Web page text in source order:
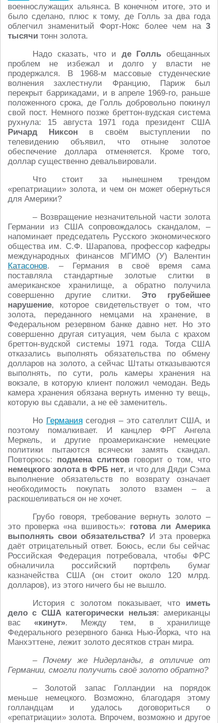
военнослужащих альянса. В конечном итоге, это и
было сделано, плюс к тому, де Голль за два года
облегчил знаменитый Форт-Нокс более чем на 3
тысячи тонн золота.
Надо сказать, что и де Голль обещанных
проблем не избежал и долго у власти не
продержался. В 1968-м массовые студенческие
волнения захлестнули Францию, Париж был
перекрыт баррикадами, и в апреле 1969-го, раньше
положенного срока, де Голль добровольно покинул
свой пост. Немного позже бреттон-вудская система
рухнула: 15 августа 1971 года президент США
Ричард Никсон в своём выступлении по
телевидению объявил, что отныне золотое
обеспечение доллара отменяется. Кроме того,
доллар существенно девальвировали.
Что стоит за нынешнем трендом
«репатриации» золота, и чем он может обернуться
для Америки?
– Возвращение незначительной части золота
Германии из США сопровождалось скандалом, –
напоминает председатель Русского экономического
общества им. С.Ф. Шарапова, профессор кафедры
международных финансов МГИМО (У) Валентин
Катасонов. – Германия в своё время сама
поставляла стандартные золотые слитки в
американское хранилище, а обратно получила
совершенно другие слитки.Это грубейшее
нарушение, которое свидетельствует о том, что
золота, переданного немцами на хранение, в
Федеральном резервном банке давно нет. Но это
совершенно другая ситуация, чем была с крахом
бреттон-вудской системы 1971 года. Тогда США
отказались выполнять обязательства по обмену
долларов на золото, а сейчас Штаты отказываются
выполнять, по сути, роль камеры хранения на
вокзале, в которую клиент положил чемодан. Ведь
камера хранения обязана вернуть именно ту вещь,
которую вы сдавали, а не её заменитель.
Но Германия сегодня – это сателлит США, и
поэтому помалкивает. И канцлер ФРГ Ангела
Меркель, и другие проамериканские немецкие
политики пытаются всячески замять скандал.
Повторюсь: подмена слитковговорит о том, что
немецкого золота в ФРБ нет, и что для Дяди Сэма
выполнение обязательств по возврату означает
необходимость покупать золото взамен – а
раскошеливаться он не хочет.
Грубо говоря, требование вернуть золото –
это проверка «на вшивость»: готова ли Америка
выполнять свои обязательства? И эта проверка
даёт отрицательный ответ. Боюсь, если бы сейчас
Российская Федерация потребовала, чтобы ФРС
обналичила российский портфель бумаг
казначейства США (он стоит около 120 млрд.
долларов), из этого ничего бы не вышло.
История с золотом показывает, что иметь
дело с США категорически нельзя: американцы
вас «кинут». Между тем, в хранилище
Федерального резервного банка Нью-Йорка, что на
Манхэттене, лежит золото десятков стран мира.
– Почему же Нидерланды, в отличие от
Германии, смогли получить своё золото обратно?
– Золотой запас Голландии на порядок
меньше немецкого. Возможно, благодаря этому
голландцам и удалось договориться о
«репатриации» золота. Впрочем, возможно и другое